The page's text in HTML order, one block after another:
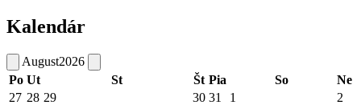
Kalendár
August2026
Po Ut St Št Pia So
Ne
27 28 29 30 31 1 2